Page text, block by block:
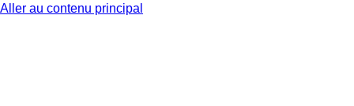
Aller au contenu principal